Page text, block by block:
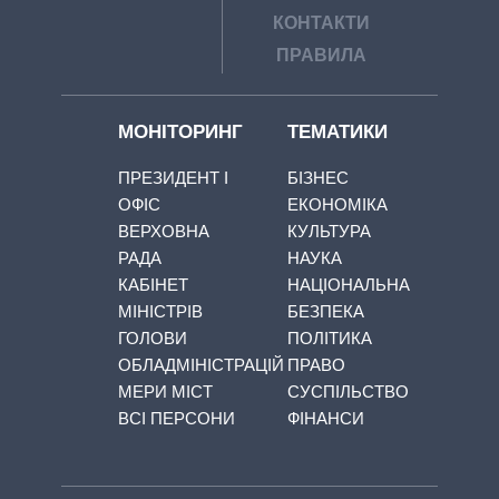
КОНТАКТИ
ПРАВИЛА
МОНІТОРИНГ
ПРЕЗИДЕНТ І
ОФІС
ВЕРХОВНА
РАДА
КАБІНЕТ
МІНІСТРІВ
ГОЛОВИ
ОБЛАДМІНІСТРАЦІЙ
МЕРИ МІСТ
ВСІ ПЕРСОНИ
ТЕМАТИКИ
БІЗНЕС
ЕКОНОМІКА
КУЛЬТУРА
НАУКА
НАЦІОНАЛЬНА
БЕЗПЕКА
ПОЛІТИКА
ПРАВО
СУСПІЛЬСТВО
ФІНАНСИ